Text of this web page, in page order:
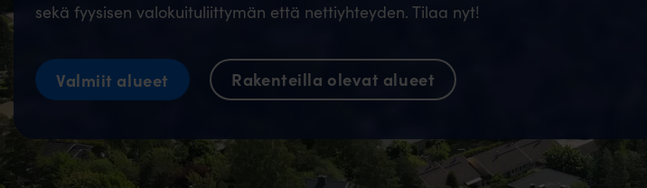
sekä fyysisen valokuituliittymän että nettiyhteyden. Tilaa nyt!
Valmiit alueet Rakenteilla olevat alueet